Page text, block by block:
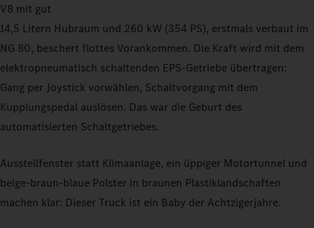
V8 mit gut
14,5 Litern Hubraum und 260 kW (354 PS), erstmals verbaut im
NG 80, beschert flottes Vorankommen. Die Kraft wird mit dem
elektropneumatisch schaltenden EPS-Getriebe übertragen:
Gang per Joystick vorwählen, Schaltvorgang mit dem
Kupplungspedal auslösen. Das war die Geburt des
automatisierten Schaltgetriebes.
Ausstellfenster statt Klimaanlage, ein üppiger Motortunnel und
beige-braun-blaue Polster in braunen Plastiklandschaften
machen klar: Dieser Truck ist ein Baby der Achtzigerjahre.